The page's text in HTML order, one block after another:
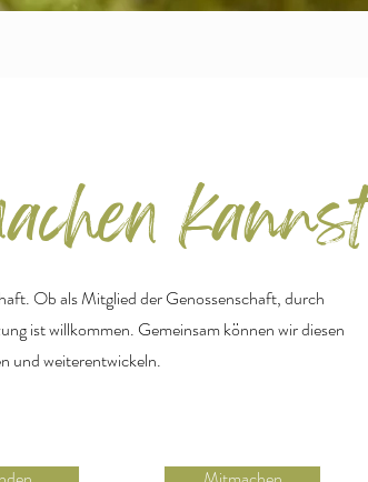
kannst
Ob als Mitglied der Genossenschaft, durch
ist willkommen. Gemeinsam können wir diesen
und weiterentwickeln.